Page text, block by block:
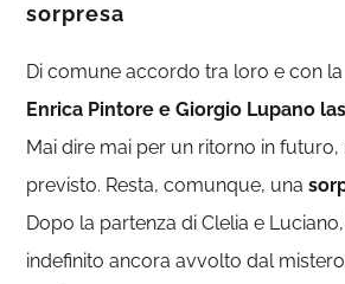
sorpresa
Di comune accordo tra loro e con
Enrica Pintore e Giorgio Lupano
Mai dire mai per un ritorno in
previsto. Resta, comunque, una
Dopo la partenza di Clelia e
indefinito ancora avvolto dal